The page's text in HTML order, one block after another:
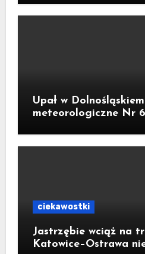
Upał w
meteorologiczne Nr
ciekawostki
Jastrzębie wciąż na
Katowice–Ostrawa